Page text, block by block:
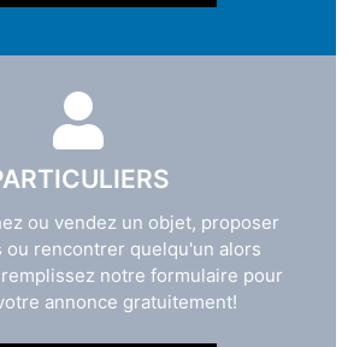
ou vendez un objet, proposer
ou rencontrer quelqu'un alors
notre formulaire pour
annonce gratuitement!